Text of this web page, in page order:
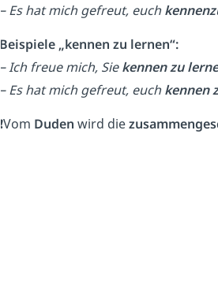
–Es hat mich gefreut, euch
Beispiele „kennen zu lernen“:
– Ich freue mich, Siekennen zu
– Es hat mich gefreut, euchkennen
❗️Vom Duden wird die